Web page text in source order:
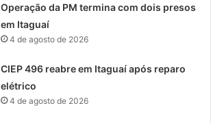
Operação da PM termina com dois presos
em Itaguaí
4 de agosto de 2026
CIEP 496 reabre em Itaguaí após reparo
elétrico
4 de agosto de 2026